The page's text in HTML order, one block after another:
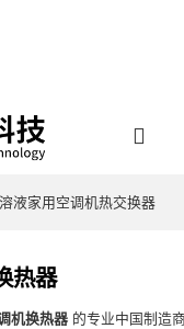
液家用空调机热交换器
热器
机换热器 的专业中国制造